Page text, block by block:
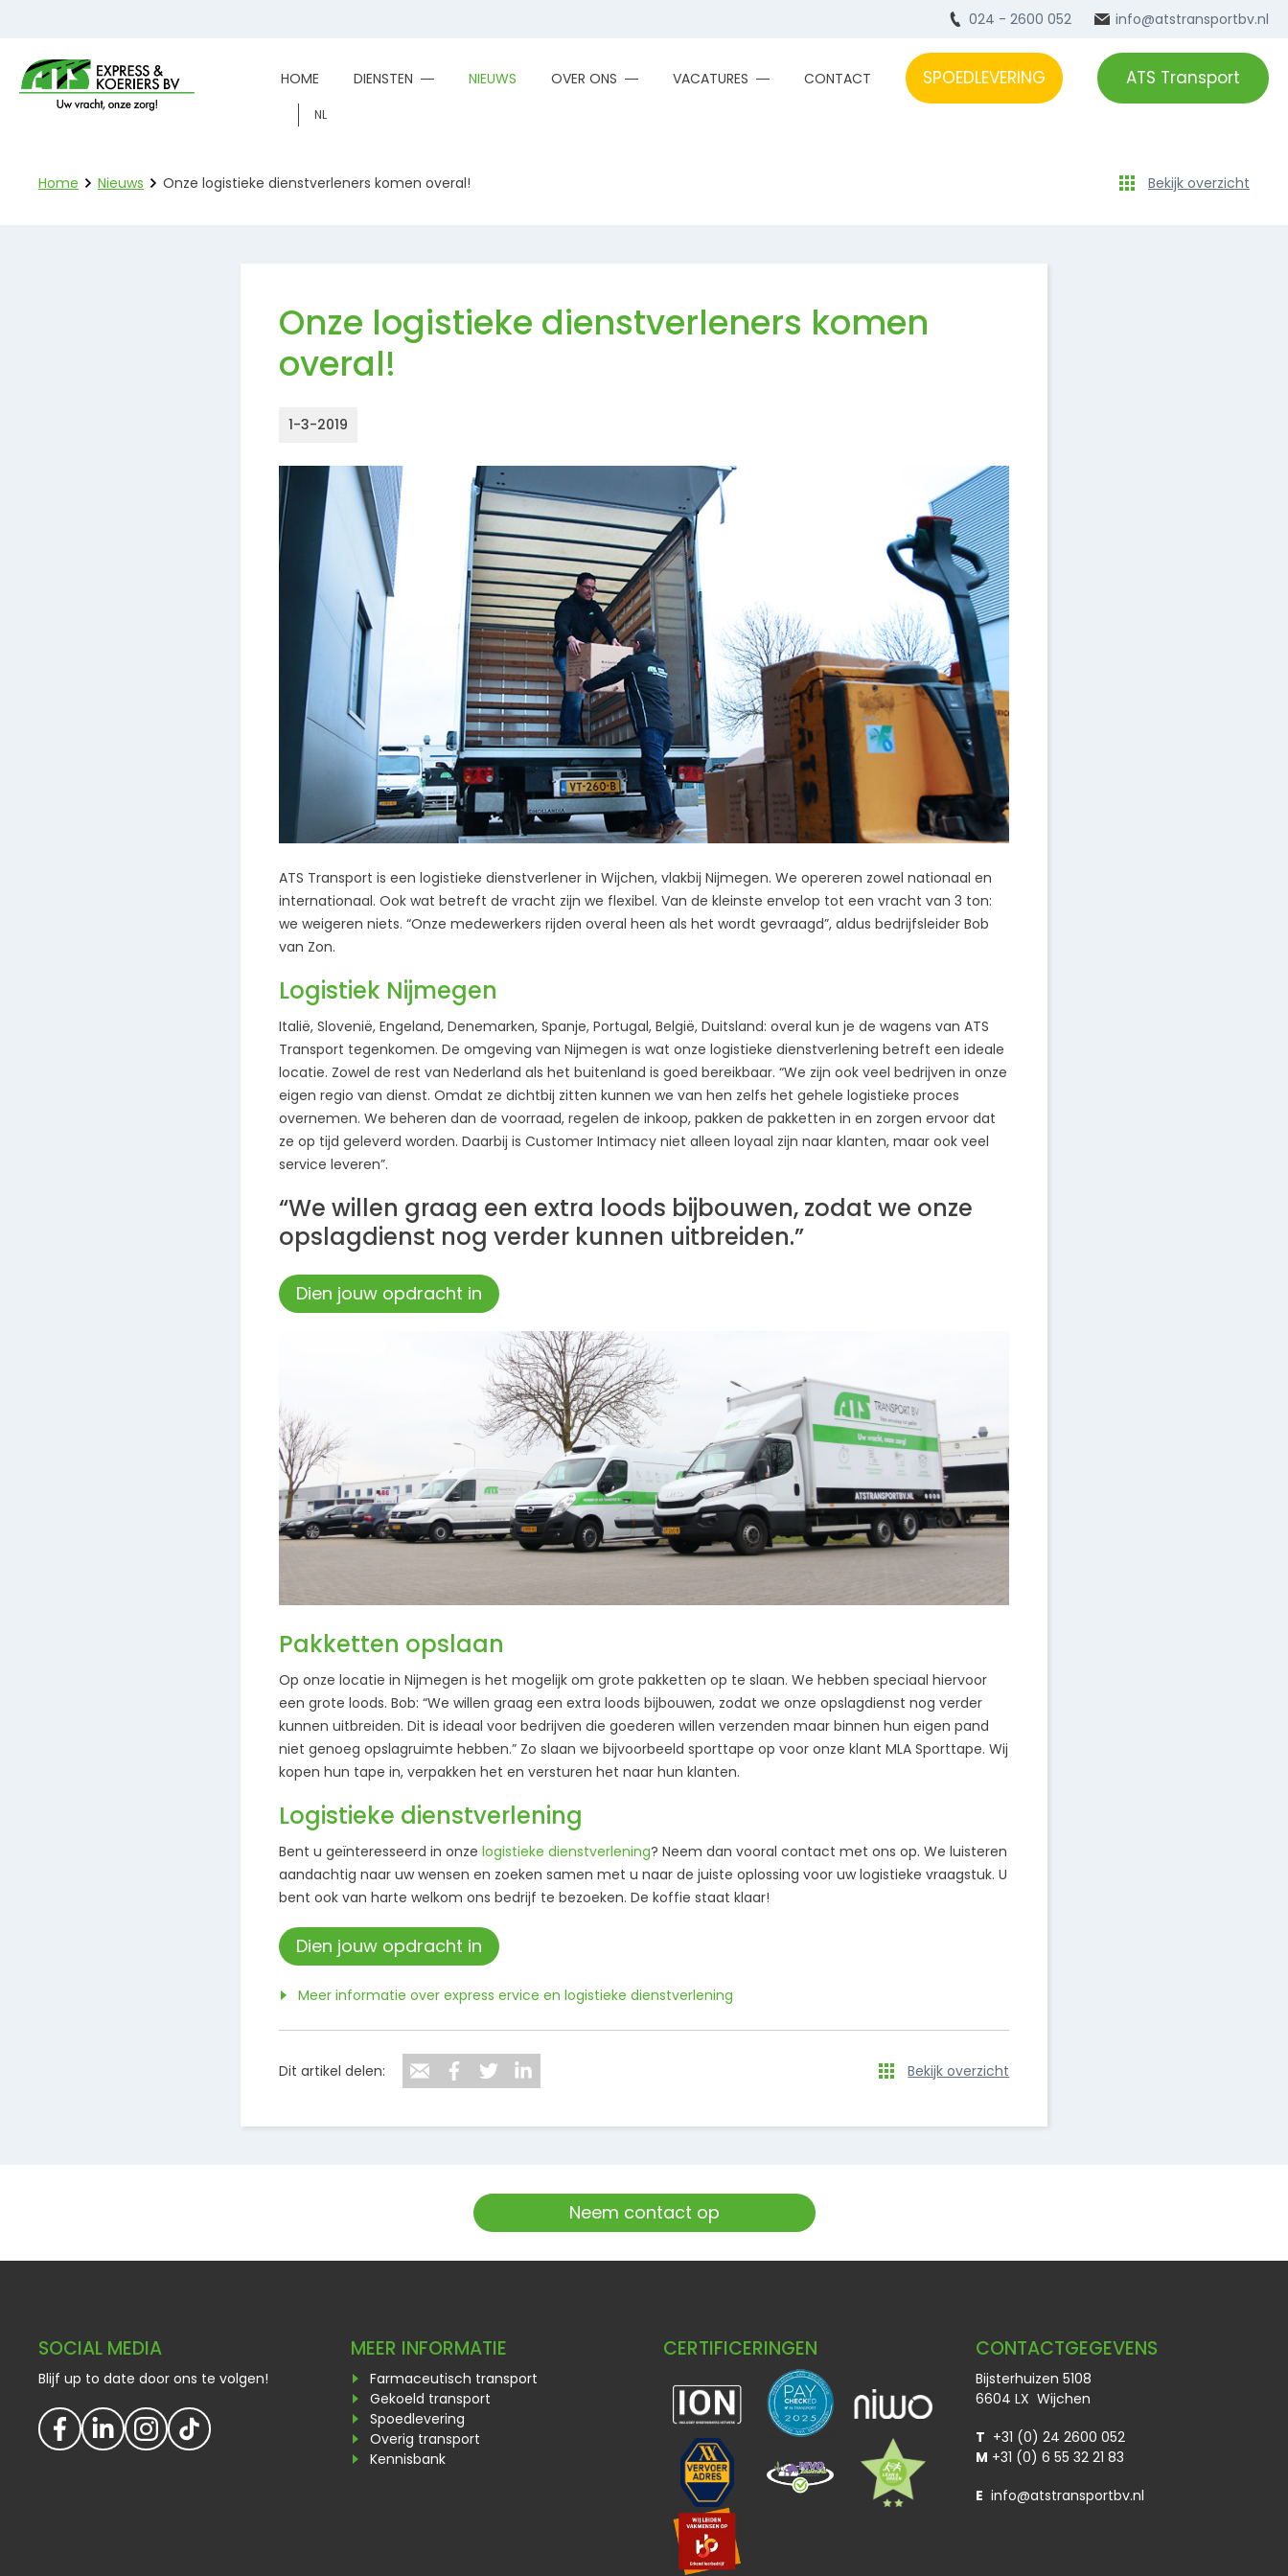
024 - 2600 052 info@atstransportbv.nl
HOME DIENSTEN NIEUWS OVER ONS VACATURES CONTACT SPOEDLEVERING ATS Transport
NL
Home Nieuws Onze logistieke dienstverleners komen overal! Bekijk overzicht
Onze logistieke dienstverleners komen
overal!
1-3-2019
ATS Transport is een logistieke dienstverlener in Wijchen, vlakbij Nijmegen. We opereren zowel nationaal en
internationaal. Ook wat betreft de vracht zijn we flexibel. Van de kleinste envelop tot een vracht van 3 ton:
we weigeren niets. “Onze medewerkers rijden overal heen als het wordt gevraagd”, aldus bedrijfsleider Bob
van Zon.
Logistiek Nijmegen
Italië, Slovenië, Engeland, Denemarken, Spanje, Portugal, België, Duitsland: overal kun je de wagens van ATS
Transport tegenkomen. De omgeving van Nijmegen is wat onze logistieke dienstverlening betreft een ideale
locatie. Zowel de rest van Nederland als het buitenland is goed bereikbaar. “We zijn ook veel bedrijven in onze
eigen regio van dienst. Omdat ze dichtbij zitten kunnen we van hen zelfs het gehele logistieke proces
overnemen. We beheren dan de voorraad, regelen de inkoop, pakken de pakketten in en zorgen ervoor dat
ze op tijd geleverd worden. Daarbij is Customer Intimacy niet alleen loyaal zijn naar klanten, maar ook veel
service leveren”.
“We willen graag een extra loods bijbouwen, zodat we onze
opslagdienst nog verder kunnen uitbreiden.”
Dien jouw opdracht in
Pakketten opslaan
Op onze locatie in Nijmegen is het mogelijk om grote pakketten op te slaan. We hebben speciaal hiervoor
een grote loods. Bob: “We willen graag een extra loods bijbouwen, zodat we onze opslagdienst nog verder
kunnen uitbreiden. Dit is ideaal voor bedrijven die goederen willen verzenden maar binnen hun eigen pand
niet genoeg opslagruimte hebben.” Zo slaan we bijvoorbeeld sporttape op voor onze klant MLA Sporttape. Wij
kopen hun tape in, verpakken het en versturen het naar hun klanten.
Logistieke dienstverlening
Bent u geïnteresseerd in onze logistieke dienstverlening? Neem dan vooral contact met ons op. We luisteren
aandachtig naar uw wensen en zoeken samen met u naar de juiste oplossing voor uw logistieke vraagstuk. U
bent ook van harte welkom ons bedrijf te bezoeken. De koffie staat klaar!
Dien jouw opdracht in
Meer informatie over express ervice en logistieke dienstverlening
Dit artikel delen: Bekijk overzicht
Neem contact op
SOCIAL MEDIA
Blijf up to date door ons te volgen!
MEER INFORMATIE
Farmaceutisch transport
Gekoeld transport
Spoedlevering
Overig transport
Kennisbank
CERTIFICERINGEN CONTACTGEGEVENS
Bijsterhuizen 5108
6604 LX Wijchen
T +31 (0) 24 2600 052
M +31 (0) 6 55 32 21 83
E info@atstransportbv.nl